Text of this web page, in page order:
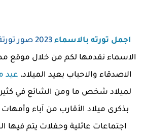
اجمل تورته بالاسماء
الاسماء نقدمها لكم من خلال موقع
الاصدقاء والاحباب بعيد الميلاد، عيد
لميلاد شخص ما ومن الشائع في كثير
بذكرى ميلاد الأقارب من آباء
اجتماعات عائلية وحفلات يتم فيها